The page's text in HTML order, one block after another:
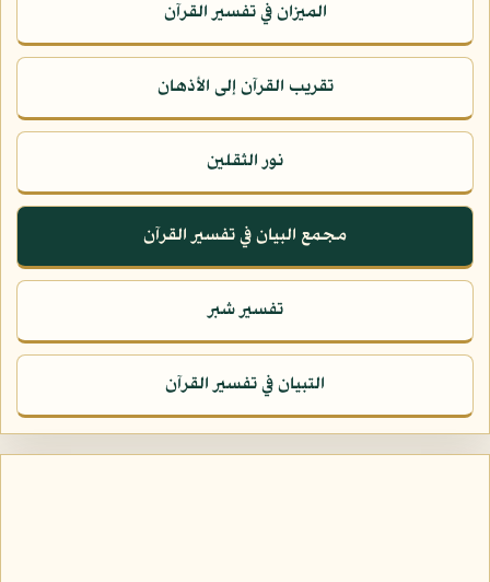
الميزان في تفسير القرآن
تقريب القرآن إلى الأذهان
نور الثقلين
مجمع البيان في تفسير القرآن
تفسير شبر
التبيان في تفسير القرآن